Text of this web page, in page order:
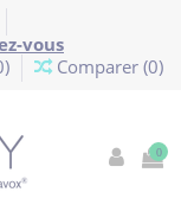
vous
) Comparer (0)
0